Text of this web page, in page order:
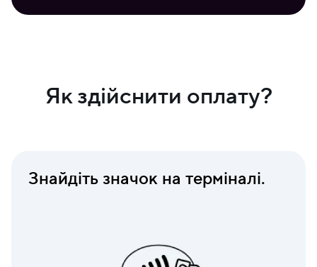
Як здійснити оплату?
Знайдіть значок на терміналі.